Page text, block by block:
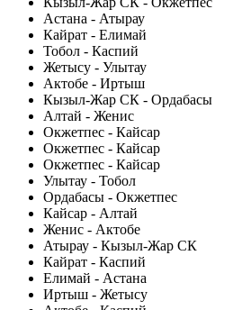
Астана - Атырау
Кайрат - Елимай
Тобол - Каспий
Жетысу - Улытау
Актобе - Иртыш
Кызыл-Жар СК - Ордабасы
Алтай - Женис
Окжетпес - Кайсар
Окжетпес - Кайсар
Окжетпес - Кайсар
Улытау - Тобол
Ордабасы - Окжетпес
Кайсар - Алтай
Женис - Актобе
Атырау - Кызыл-Жар СК
Кайрат - Каспий
Елимай - Астана
Иртыш - Жетысу